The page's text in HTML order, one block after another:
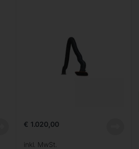
€ 1.020,00
inkl. MwSt.